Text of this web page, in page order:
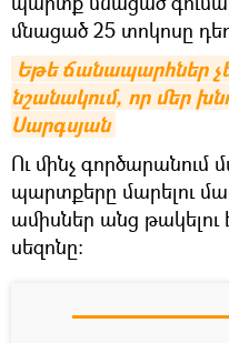
մնացած 25 տոկոսը
Եթե ճանապարհներ
նշանակում, որ մեր
Սարգսյան
Ու մինչ գործարանում
պարտքերը մարելու
ամիսներ անց
սեզոնը։